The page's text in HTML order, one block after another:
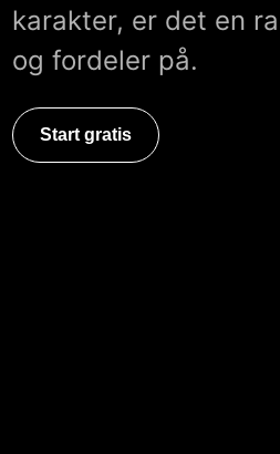
karakter, er det en
og fordeler på.
Start gratis